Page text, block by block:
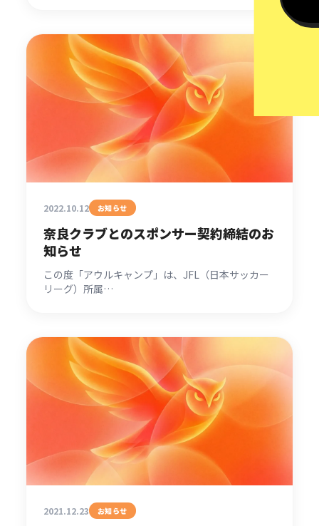
2022.10.12 お知らせ
奈良クラブとのスポンサー契約締結のお
知らせ
この度「アウルキャンプ」は、JFL（日本サッカー
リーグ）所属…
2021.12.23 お知らせ